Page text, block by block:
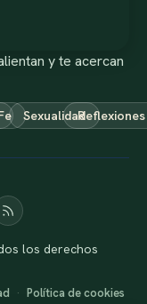
y te acercan
SexualidadReflexiones
los derechos
· Política de cookies